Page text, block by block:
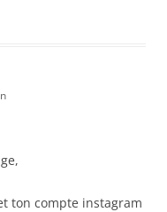
ton compte instagram